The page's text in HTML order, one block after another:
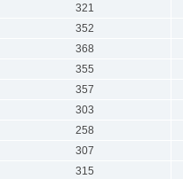
321
352
368
355
357
303
258
307
315